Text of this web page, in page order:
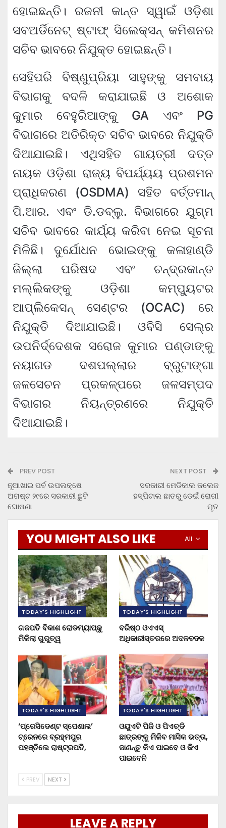
ହୋଇଛନ୍ତି। ରଜନୀ କାନ୍ତ ସ୍ୱାଇଁ ଓଡ଼ିଶା
ସବଅର୍ଡିନେଟ୍ ଷ୍ଟାଫ୍ ସିଲେକ୍ସନ୍ କମିଶନର
ସଚିବ ଭାବରେ ନିଯୁକ୍ତ ହୋଇଛନ୍ତି।
ସେହିପରି ବିଷ୍ଣୁପ୍ରିୟା ସାହୁଙ୍କୁ ସମବାୟ
ବିଭାଗକୁ ବଦଳି କରାଯାଇଛି ଓ ଅଶୋକ
କୁମାର ବେହୁରିଆଙ୍କୁ GA ଏବଂ PG
ବିଭାଗରେ ଅତିରିକ୍ତ ସଚିବ ଭାବରେ ନିଯୁକ୍ତି
ଦିଆଯାଇଛି। ଏଥିସହିତ ଗାୟତ୍ରୀ ଦତ୍ତ
ନାୟକ ଓଡ଼ିଶା ରାଜ୍ୟ ବିପର୍ଯ୍ୟୟ ପ୍ରଶମନ
ପ୍ରାଧିକରଣ (OSDMA) ସହିତ ବର୍ତ୍ତମାନ୍
ପି.ଆର. ଏବଂ ଡି.ଡବ୍ଲୁ. ବିଭାଗରେ ଯୁଗ୍ମ
ସଚିବ ଭାବରେ କାର୍ଯ୍ୟ କରିବା ନେଇ ସୂଚନା
ମିଳିଛି। ଦୁର୍ଯୋଧନ ଭୋଇଙ୍କୁ କଳାହାଣ୍ଡି
ଜିଲ୍ଲା ପରିଷଦ ଏବଂ ଚନ୍ଦ୍ରକାନ୍ତ
ମଲ୍ଲିକଙ୍କୁ ଓଡ଼ିଶା କମ୍ପ୍ୟୁଟର
ଆପ୍ଲିକେସନ୍ ସେଣ୍ଟର (OCAC) ରେ
ନିଯୁକ୍ତି ଦିଆଯାଇଛି। ଓବିସି ସେଲ୍‌ର
ଉପନିର୍ଦ୍ଦେଶକ ସରୋଜ କୁମାର ପଣ୍ଡାଙ୍କୁ
ନୟାଗଡ ଦଶପଲ୍ଲାର ବ୍ରୁଟାଙ୍ଗା
ଜଳସେଚନ ପ୍ରକଳ୍ପରେ ଜଳସମ୍ପଦ
ବିଭାଗର ନିୟନ୍ତ୍ରଣରେ ନିଯୁକ୍ତି
ଦିଆଯାଇଛି।
PREV POST
ନୂଆଖାଇ ପର୍ବ ଉପଲକ୍ଷେ
ଅଗଷ୍ଟ ୨୯ରେ ସରକାରୀ ଛୁଟି
ଘୋଷଣା
NEXT POST
ସରକାରୀ ମେଡିକାଲ କଲେଜ
ହସ୍ପିଟାଲ ଛାତରୁ ଡେଇଁ ରୋଗୀ
ମୃତ
All
YOU MIGHT ALSO LIKE
TODAY'S HIGHLIGHT
ଗଜପତି ବିକାଶ ରୋଡମ୍ୟାପ୍‌କୁ
ମିଳିଲା ଗୁରୁତ୍ୱ
TODAY'S HIGHLIGHT
ବରିଷ୍ଠ ଓଏଏସ୍‌
ଅଧିକାରୀସ୍ତରରେ ଅଦଳବଦଳ
TODAY'S HIGHLIGHT
‘ପ୍ରେସିଡେଣ୍ଟ ସ୍ପେଶାଲ’
ଟ୍ରେନରେ ବ୍ରହ୍ମପୁର
ପହଞ୍ଚିଲେ ରାଷ୍ଟ୍ରପତି,
TODAY'S HIGHLIGHT
ଓୟୁଏଟି ପିଜି ଓ ପିଏଚ୍‌ଡି
ଛାତ୍ରଙ୍କୁ ମିଳିବ ମାସିକ ଭତ୍ତା,
ଜାଣନ୍ତୁ କିଏ ପାଇବେ ଓ କିଏ
ପାଇବେନି
PREV NEXT
LEAVE A REPLY